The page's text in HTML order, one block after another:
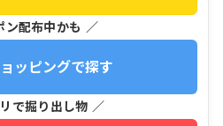
ン配布中かも ／
ッピングで探す
で掘り出し物 ／